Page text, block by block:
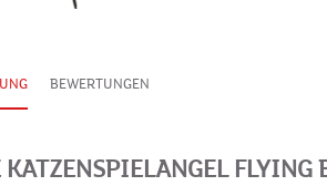
BEWERTUNGEN
FLYING